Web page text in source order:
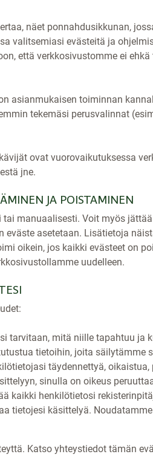
näet ponnahdusikkunan,
valitsemiasi evästeitä ja
että verkkosivustomme ei
asianmukaisen toiminnan
tekemäsi perusvalinnat
ovat vuorovaikutuksessa
jne.
JA POISTAMINEN
manuaalisesti. Voit myös
asetetaan. Lisätietoja
oikein, jos kaikki evästeet on
uudelleen.
tarvitaan, mitä niille tapahtuu ja
tietoihin, joita säilytämme
täydennettyä,
sinulla on oikeus
kaikki henkilötietosi
tietojesi käsittelyä.
Katso yhteystiedot tämän